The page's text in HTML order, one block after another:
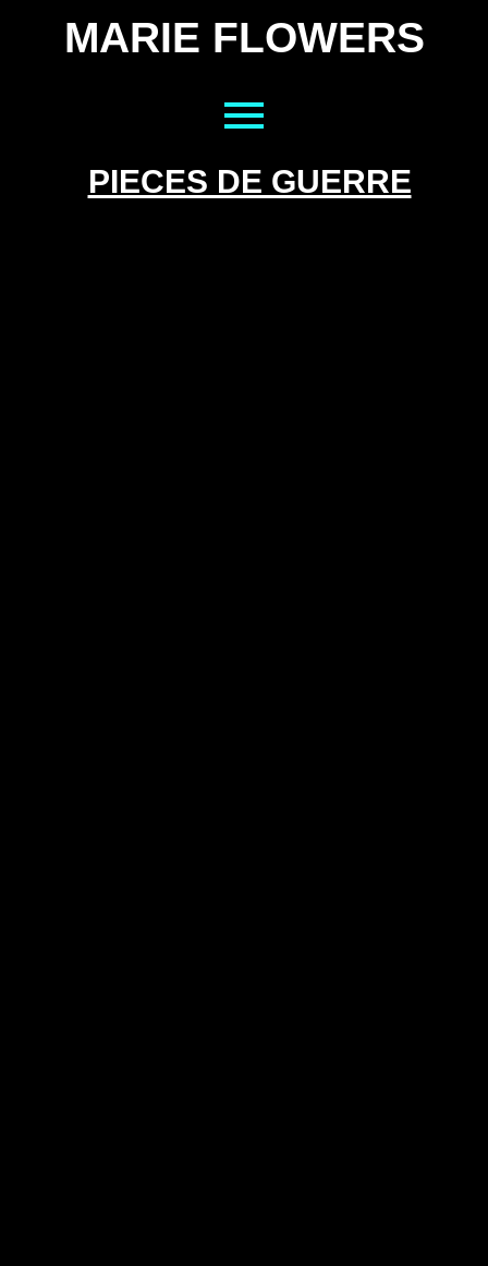
MARIE FLOWERS
PIECES DE GUERRE